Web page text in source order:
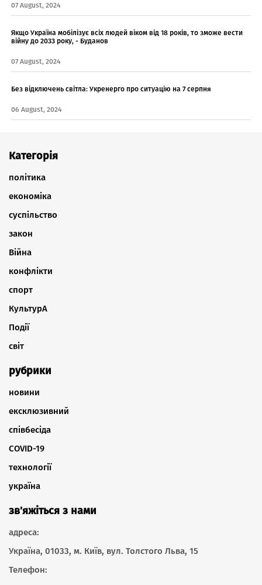
07 August, 2024
Якщо Україна мобілізує всіх людей віком від 18 років, то зможе вести
війну до 2033 року, - Буданов
07 August, 2024
Без відключень світла: Укренерго про ситуацію на 7 серпня
06 August, 2024
Категорія
політика
економіка
суспільство
закон
Війна
конфлікти
спорт
КультурА
Події
світ
рубрики
новини
ексклюзивний
співбесіда
COVID-19
технології
україна
зв'яжіться з нами
адреса:
Україна, 01033, м. Київ, вул. Толстого Льва, 15
Телефон: